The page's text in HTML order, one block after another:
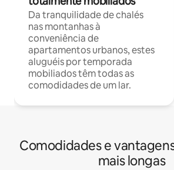
Da tranquilidade de chalés
nas montanhas à
conveniência de
apartamentos urbanos, estes
aluguéis por temporada
mobiliados têm todas as
comodidades de um lar.
Comodidades e
mais longas